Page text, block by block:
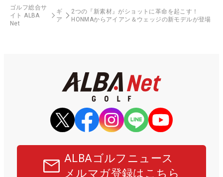
ゴルフ総合サ
イト ALBA
Net
ギ
ア
2つの『新素材』がショットに革命を起こす！
HONMAからアイアン＆ウェッジの新モデルが登場
ALBAゴルフニュース
メルマガ登録はこちら